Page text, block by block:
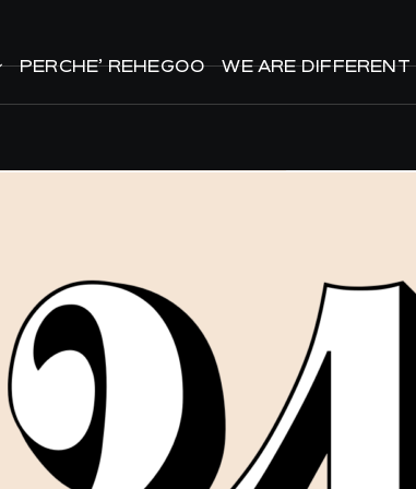
PERCHE’ REHEGOO WE ARE DIFFERENT
PERCHE’ REHEGOO WE ARE DIFFERENT